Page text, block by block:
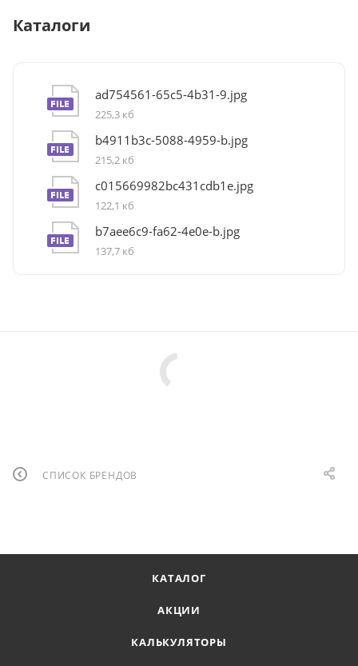
Каталоги
ad754561-65c5-4b31-9.jpg
225,3 кб
b4911b3c-5088-4959-b.jpg
215,2 кб
c015669982bc431cdb1e.jpg
122,1 кб
b7aee6c9-fa62-4e0e-b.jpg
137,7 кб
СПИСОК БРЕНДОВ
КАТАЛОГ
АКЦИИ
КАЛЬКУЛЯТОРЫ